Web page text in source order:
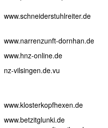
www.schneiderstuhlreiter.de
www.narrenzunft-dornhan.de
www.hnz-online.de
nz-vilsingen.de.vu
www.klosterkopfhexen.de
www.betzitglunki.de